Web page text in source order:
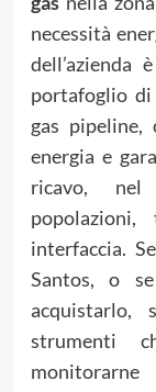
necessità
dell’azienda
portafoglio
gas pipeline,
energia e
ricavo,
interfaccia.
Santos, o
acquistarlo,
strumenti